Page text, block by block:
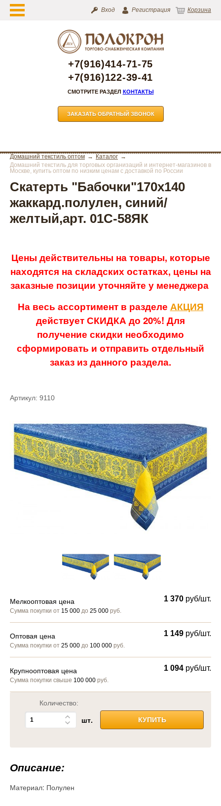
Вход Регистрация Корзина
+7(916)414-71-75
+7(916)122-39-41
СМОТРИТЕ РАЗДЕЛ КОНТАКТЫ
ЗАКАЗАТЬ ОБРАТНЫЙ ЗВОНОК
Домашний текстиль оптом
Каталог
Домашний текстиль для торговых организаций и интернет-магазинов в
Москве, купить оптом по низким ценам с доставкой по России
Скатерть "Бабочки"170х140
жаккард.полулен, синий/
желтый,арт. 01С-58ЯК
Цены действительны на товары, которые
находятся на складских остатках, цены на
заказные позиции уточняйте у менеджера
На весь ассортимент в разделе АКЦИЯ
действует СКИДКА до 20%! Для
получение скидки необходимо
сформировать и отправить отдельный
заказ из данного раздела.
Артикул: 9110
Мелкооптовая цена
Сумма покупки от 15 000 до 25 000 руб.
1 370 руб/шт.
Оптовая цена
Сумма покупки от 25 000 до 100 000 руб.
1 149 руб/шт.
Крупнооптовая цена
Сумма покупки свыше 100 000 руб.
1 094 руб/шт.
Количество:
шт. КУПИТЬ
Описание:
Материал: Полулен